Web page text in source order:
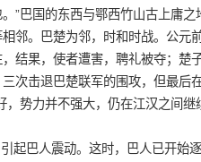
”巴国的东西与鄂西竹山古上庸
邻。巴楚为邻，时和时战。公元
结果，使者遭害，聘礼被夺；楚
次击退巴楚联军的围攻，但最后
，势力并不强大，仍在江汉之间继
起巴人震动。这时，巴人已开始